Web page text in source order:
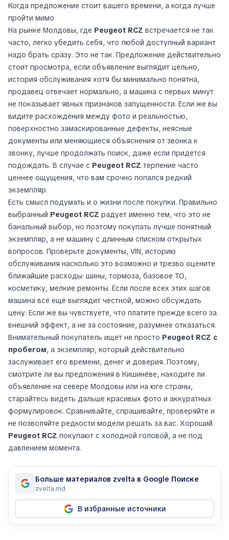
Когда предложение стоит вашего времени, а когда лучше
пройти мимо
На рынке Молдовы, где Peugeot RCZ встречается не так
часто, легко убедить себя, что любой доступный вариант
надо брать сразу. Это не так. Предложение действительно
стоит просмотра, если объявление выглядит цельно,
история обслуживания хотя бы минимально понятна,
продавец отвечает нормально, а машина с первых минут
не показывает явных признаков запущенности. Если же вы
видите расхождения между фото и реальностью,
поверхностно замаскированные дефекты, неясные
документы или меняющиеся объяснения от звонка к
звонку, лучше продолжать поиск, даже если придётся
подождать. В случае с Peugeot RCZ терпение часто
ценнее ощущения, что вам срочно попался редкий
экземпляр.
Есть смысл подумать и о жизни после покупки. Правильно
выбранный Peugeot RCZ радует именно тем, что это не
банальный выбор, но поэтому покупать лучше понятный
экземпляр, а не машину с длинным списком открытых
вопросов. Проверьте документы, VIN, историю
обслуживания насколько это возможно и трезво оцените
ближайшие расходы: шины, тормоза, базовое ТО,
косметику, мелкие ремонты. Если после всех этих шагов
машина всё ещё выглядит честной, можно обсуждать
цену. Если же вы чувствуете, что платите прежде всего за
внешний эффект, а не за состояние, разумнее отказаться.
Внимательный покупатель ищет не просто Peugeot RCZ с
пробегом, а экземпляр, который действительно
заслуживает его времени, денег и доверия. Поэтому,
смотрите ли вы предложения в Кишинёве, находите ли
объявление на севере Молдовы или на юге страны,
старайтесь видеть дальше красивых фото и аккуратных
формулировок. Сравнивайте, спрашивайте, проверяйте и
не позволяйте редкости модели решать за вас. Хороший
Peugeot RCZ покупают с холодной головой, а не под
давлением момента.
Больше материалов zvelta в Google Поиске
zvelta.md
В избранные источники